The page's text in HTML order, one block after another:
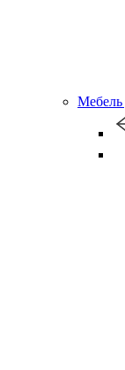
Мебель